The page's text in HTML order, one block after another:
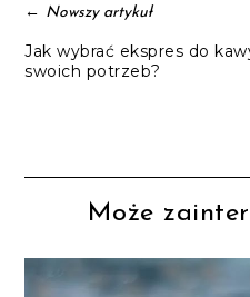
← Nowszy artykuł
Jak wybrać ekspres do
swoich potrzeb?
Może